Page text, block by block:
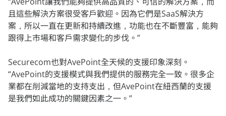
且這些解決方案很受客戶歡迎。因為它們是SaaS解決方
案，所以一直在更新和持續改進，功能也在不斷豐富，能夠
跟得上市場和客戶需求變化的步伐。”
Securecom也對AvePoint全天候的支援印象深刻。
“AvePoint的支援模式與我們提供的服務完全一致。很多企
業都在削減當地的支持支出，但AvePoint在紐西蘭的支援
是我們如此成功的關鍵因素之一。”